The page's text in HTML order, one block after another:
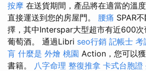
按摩 在送貨期間，產品將在適當的溫
直接運送到您的房屋門。 腰痛 SPAR
擇，其中Interspar大型超市有近600次
葡萄酒。 通過Libri seo行銷 記帳士 考
肓 什麼是 外燴 桃園 Action，您可以
書籍。 八字命理 整復推拿 卡式台胞證